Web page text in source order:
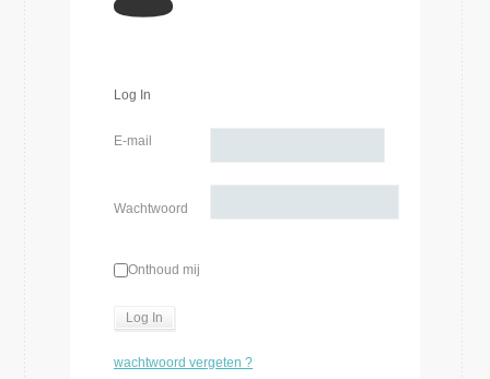
Log In
E-mail
Wachtwoord
Onthoud mij
wachtwoord vergeten ?